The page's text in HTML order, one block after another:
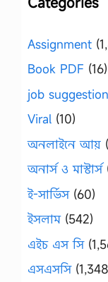
Assignment
Book PDF (16)
job suggestion
Viral (10)
অনলাইনে আয়
অনার্স ও মাস্টার্স
ই-সার্ভিস(60)
ইসলাম(542)
এইচ এস সি
এসএসসি